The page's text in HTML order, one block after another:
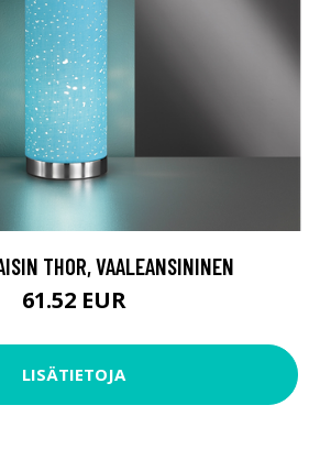
THOR, VAALEANSININEN
61.52 EUR
LISÄTIETOJA